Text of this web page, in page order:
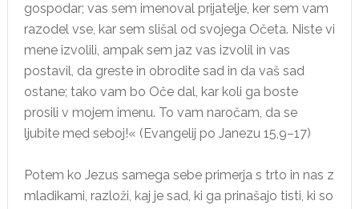
gospodar; vas sem imenoval prijatelje, ker sem vam
razodel vse, kar sem slišal od svojega Očeta. Niste vi
mene izvolili, ampak sem jaz vas izvolil in vas
postavil, da greste in obrodite sad in da vaš sad
ostane; tako vam bo Oče dal, kar koli ga boste
prosili v mojem imenu. To vam naročam, da se
ljubite med seboj!« (Evangelij po Janezu 15,9–17)
Potem ko Jezus samega sebe primerja s trto in nas z
mladikami, razloži, kaj je sad, ki ga prinašajo tisti, ki so